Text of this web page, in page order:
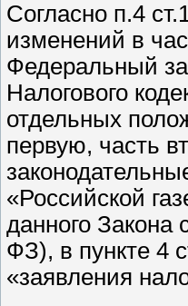
Согласно п.4
изменений в
Федеральный
Налогового
отдельных
первую, часть
«Российской
данного
ФЗ), в пункте 4
«заявления